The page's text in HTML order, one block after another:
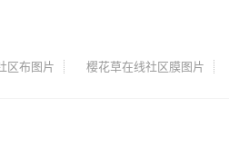
区布图片 樱花草在线社区膜图片